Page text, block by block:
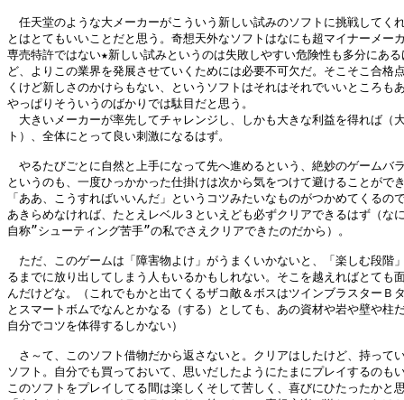
任天堂のような大メーカーがこういう新しい試みのソフトに挑戦してく
とはとてもいいことだと思う。奇想天外なソフトはなにも超マイナーメー
専売特許ではない★新しい試みというのは失敗しやすい危険性も多分にある
ど、よりこの業界を発展させていくためには必要不可欠だ。そこそこ合格
くけど新しさのかけらもない、というソフトはそれはそれでいいところも
やっぱりそういうのばかりでは駄目だと思う。
大きいメーカーが率先してチャレンジし、しかも大きな利益を得れば（
ト）、全体にとって良い刺激になるはず。
やるたびごとに自然と上手になって先へ進めるという、絶妙のゲームバ
というのも、一度ひっかかった仕掛けは次から気をつけて避けることがで
「ああ、こうすればいいんだ」というコツみたいなものがつかめてくるの
あきらめなければ、たとえレベル３といえども必ずクリアできるはず（な
自称”シューティング苦手”の私でさえクリアできたのだから）。
ただ、このゲームは「障害物よけ」がうまくいかないと、「楽しむ段階
るまでに放り出してしまう人もいるかもしれない。そこを越えればとても
んだけどな。（これでもかと出てくるザコ敵＆ボスはツインブラスターＢ
とスマートボムでなんとかなる（する）としても、あの資材や岩や壁や柱
自分でコツを体得するしかない）
さ～て、このソフト借物だから返さないと。クリアはしたけど、持って
ソフト。自分でも買っておいて、思いだしたようにたまにプレイするのも
このソフトをプレイしてる間は楽しくそして苦しく、喜びにひたったかと